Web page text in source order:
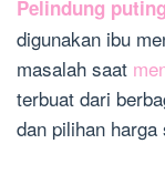
Pelindung
digunakan ibu
masalah saat
terbuat dari
dan pilihan